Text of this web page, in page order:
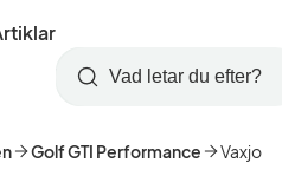
Startsida
Skapa
konto
Logga
in
Sök
Golf GTI Performance Vaxjo